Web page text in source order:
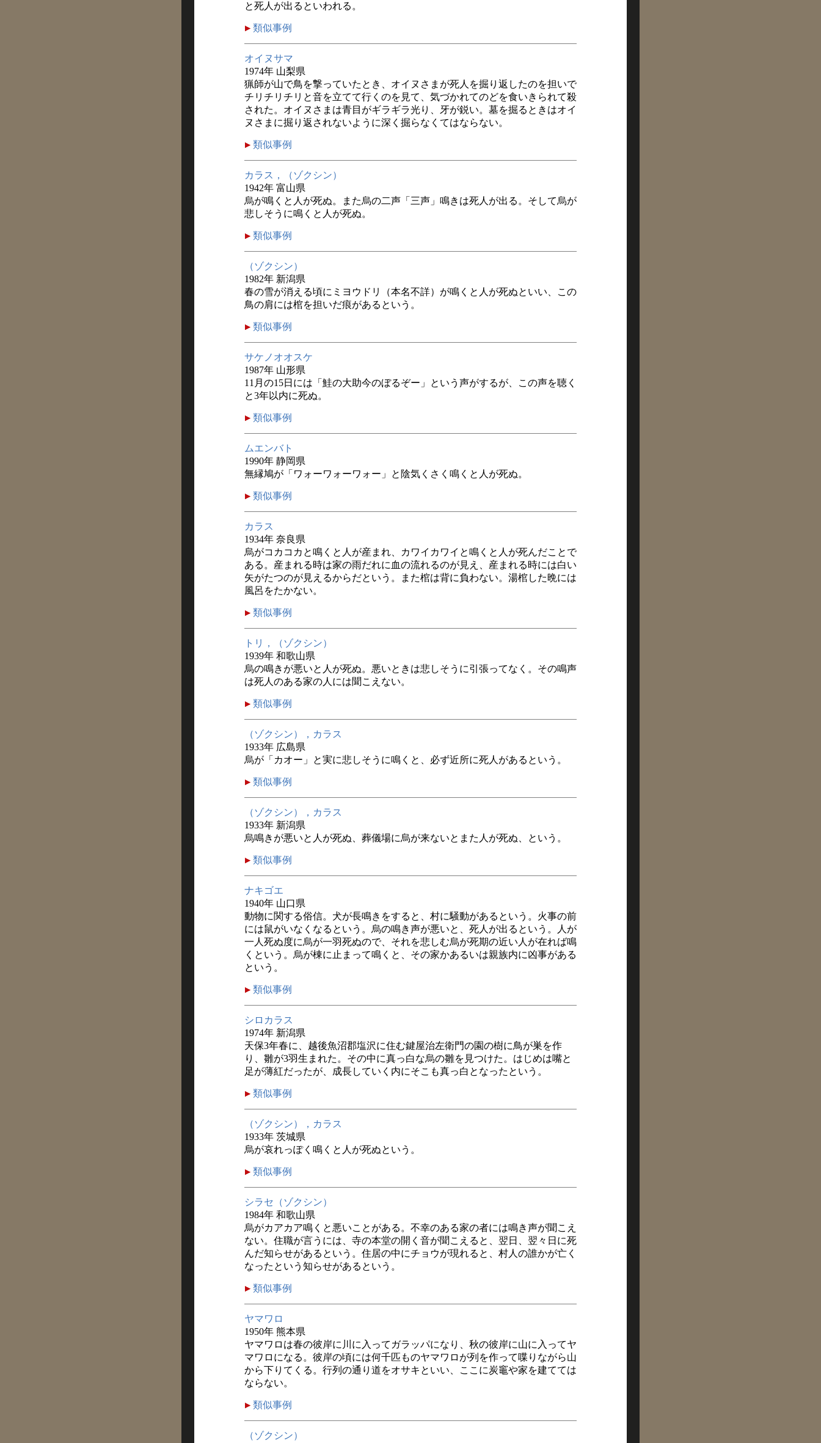
と死人が出るといわれる。
類似事例
オイヌサマ
1974年 山梨県
猟師が山で鳥を撃っていたとき、オイヌさまが死人を掘り返したのを担いで
チリチリチリと音を立てて行くのを見て、気づかれてのどを食いきられて殺
された。オイヌさまは青目がギラギラ光り、牙が鋭い。墓を掘るときはオイ
ヌさまに掘り返されないように深く掘らなくてはならない。
類似事例
カラス，（ゾクシン）
1942年 富山県
烏が鳴くと人が死ぬ。また烏の二声「三声」鳴きは死人が出る。そして烏が
悲しそうに鳴くと人が死ぬ。
類似事例
（ゾクシン）
1982年 新潟県
春の雪が消える頃にミヨウドリ（本名不詳）が鳴くと人が死ぬといい、この
鳥の肩には棺を担いだ痕があるという。
類似事例
サケノオオスケ
1987年 山形県
11月の15日には「鮭の大助今のぼるぞー」という声がするが、この声を聴く
と3年以内に死ぬ。
類似事例
ムエンバト
1990年 静岡県
無縁鳩が「ワォーワォーワォー」と陰気くさく鳴くと人が死ぬ。
類似事例
カラス
1934年 奈良県
烏がコカコカと鳴くと人が産まれ、カワイカワイと鳴くと人が死んだことで
ある。産まれる時は家の雨だれに血の流れるのが見え、産まれる時には白い
矢がたつのが見えるからだという。また棺は背に負わない。湯棺した晩には
風呂をたかない。
類似事例
トリ，（ゾクシン）
1939年 和歌山県
烏の鳴きが悪いと人が死ぬ。悪いときは悲しそうに引張ってなく。その鳴声
は死人のある家の人には聞こえない。
類似事例
（ゾクシン），カラス
1933年 広島県
烏が「カオー」と実に悲しそうに鳴くと、必ず近所に死人があるという。
類似事例
（ゾクシン），カラス
1933年 新潟県
烏鳴きが悪いと人が死ぬ、葬儀場に烏が来ないとまた人が死ぬ、という。
類似事例
ナキゴエ
1940年 山口県
動物に関する俗信。犬が長鳴きをすると、村に騒動があるという。火事の前
には鼠がいなくなるという。烏の鳴き声が悪いと、死人が出るという。人が
一人死ぬ度に烏が一羽死ぬので、それを悲しむ烏が死期の近い人が在れば鳴
くという。烏が棟に止まって鳴くと、その家かあるいは親族内に凶事がある
という。
類似事例
シロカラス
1974年 新潟県
天保3年春に、越後魚沼郡塩沢に住む鍵屋治左衛門の園の樹に鳥が巣を作
り、雛が3羽生まれた。その中に真っ白な烏の雛を見つけた。はじめは嘴と
足が薄紅だったが、成長していく内にそこも真っ白となったという。
類似事例
（ゾクシン），カラス
1933年 茨城県
烏が哀れっぽく鳴くと人が死ぬという。
類似事例
シラセ（ゾクシン）
1984年 和歌山県
烏がカアカア鳴くと悪いことがある。不幸のある家の者には鳴き声が聞こえ
ない。住職が言うには、寺の本堂の開く音が聞こえると、翌日、翌々日に死
んだ知らせがあるという。住居の中にチョウが現れると、村人の誰かが亡く
なったという知らせがあるという。
類似事例
ヤマワロ
1950年 熊本県
ヤマワロは春の彼岸に川に入ってガラッパになり、秋の彼岸に山に入ってヤ
マワロになる。彼岸の頃には何千匹ものヤマワロが列を作って喋りながら山
から下りてくる。行列の通り道をオサキといい、ここに炭竈や家を建てては
ならない。
類似事例
（ゾクシン）